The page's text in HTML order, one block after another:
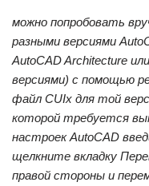
можно попробовать
разными версиями
AutoCAD Architecture
версиями) с помощью
файл CUIx для той
которой требуется
настроек AutoCAD
щелкните вкладку
правой стороны и